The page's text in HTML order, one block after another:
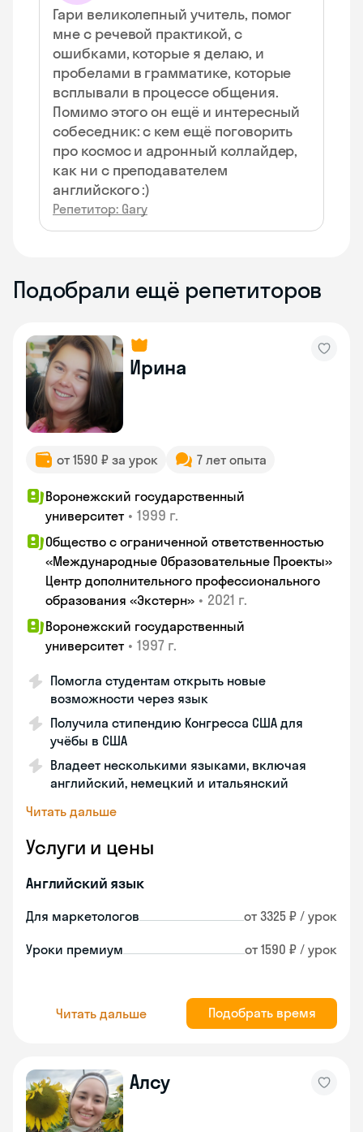
Гари великолепный учитель, помог
мне с речевой практикой, с
ошибками, которые я делаю, и
пробелами в грамматике, которые
всплывали в процессе общения.
Помимо этого он ещё и интересный
собеседник: с кем ещё поговорить
про космос и адронный коллайдер,
как ни с преподавателем
английского :)
Репетитор: Gary
Подобрали ещё репетиторов
Ирина
от 1590 ₽ за урок 7 лет опыта
Воронежский государственный
университет • 1999 г.
Общество с ограниченной ответственностью
«Международные Образовательные Проекты»
Центр дополнительного профессионального
образования «Экстерн» • 2021 г.
Воронежский государственный
университет • 1997 г.
Помогла студентам открыть новые
возможности через язык
Получила стипендию Конгресса США для
учёбы в США
Владеет несколькими языками, включая
английский, немецкий и итальянский
Читать дальше
Услуги и цены
Английский язык
Для маркетологов от 3325 ₽ / урок
Уроки премиум от 1590 ₽ / урок
Читать дальше Подобрать время
Алсу